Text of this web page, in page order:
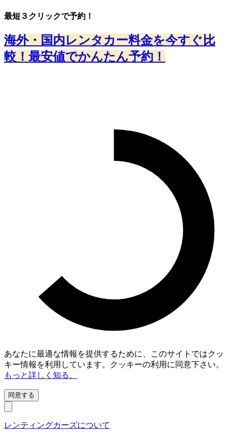
最短３クリックで予約！
海外・国内レンタカー料金を今すぐ比
較！最安値でかんたん予約！
あなたに最適な情報を提供するために、このサイトではクッ
キー情報を利用しています。クッキーの利用に同意下さい。
もっと詳しく知る。
同意する
レンティングカーズについて